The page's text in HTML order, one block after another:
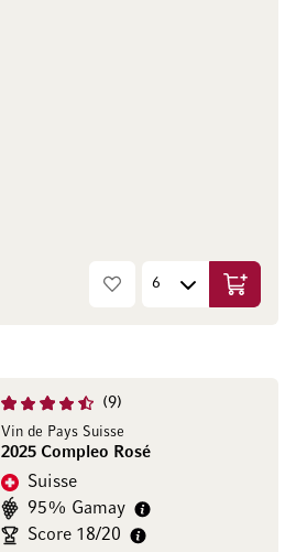
Ajouter
9
Vin de Pays Suisse
2025 Compleo Rosé
Suisse
95% Gamay
Score 18/20